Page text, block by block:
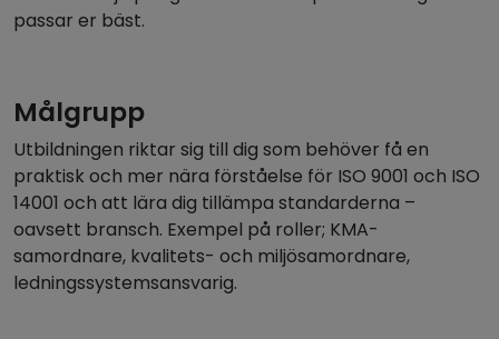
passar er bäst.
Målgrupp
Utbildningen riktar sig till dig som behöver få en
praktisk och mer nära förståelse för ISO 9001 och ISO
14001 och att lära dig tillämpa standarderna –
oavsett bransch. Exempel på roller; KMA-
samordnare, kvalitets- och miljösamordnare,
ledningssystemsansvarig.